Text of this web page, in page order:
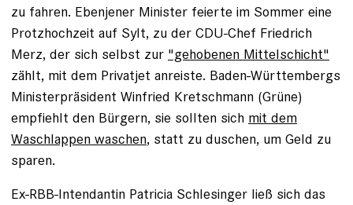
zu fahren. Ebenjener Minister feierte im Sommer eine
Protzhochzeit auf Sylt, zu der CDU-Chef Friedrich
Merz, der sich selbst zur "gehobenen Mittelschicht"
zählt, mit dem Privatjet anreiste. Baden-Württembergs
Ministerpräsident Winfried Kretschmann (Grüne)
empfiehlt den Bürgern, sie sollten sich mit dem
Waschlappen waschen, statt zu duschen, um Geld zu
sparen.
Ex-RBB-Intendantin Patricia Schlesinger ließ sich das